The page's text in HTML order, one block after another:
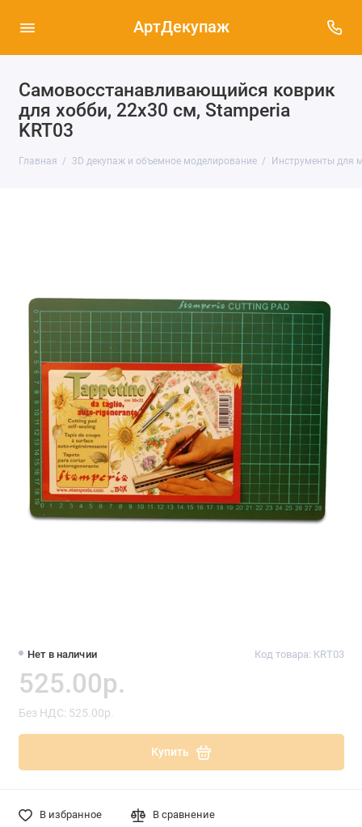
АртДекупаж
Самовосстанавливающийся коврик
для хобби, 22х30 см, Stamperia
KRT03
Главная 3D декупаж и объемное моделирование Инструменты для
Нет в наличии Код товара: KRT03
525.00р.
Без НДС: 525.00р.
Купить
В избранное В сравнение